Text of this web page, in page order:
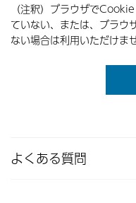
（注釈）ブラウザで
ていない、または、ブラ
ない場合は利用いただけま
よくある質問